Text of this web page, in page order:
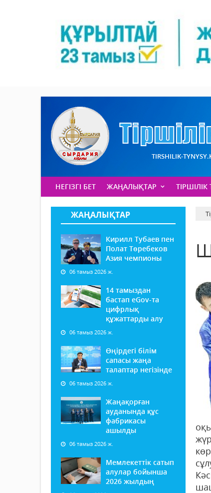
TIRSHILIK-
НЕГІЗГІ БЕТ ЖАҢАЛЫҚТАР
ЖАҢАЛЫҚТАР
Кирилл Тубаев пен
Полат Төребеков
Азия чемпионы
06 тамыз 2026 ж.
14 тамыздан
бастап еGov-та
цифрлық
құжаттарды алу
06 тамыз 2026 ж.
Өңірдегі білім
сапасы жаңа
талаптар негізінде
06 тамыз 2026 ж.
Жаңақорған
ауданында құс
фабрикасы
ашылды
06 тамыз 2026 ж.
Мемлекеттік сатып
алулар бойынша
2026 жылдың